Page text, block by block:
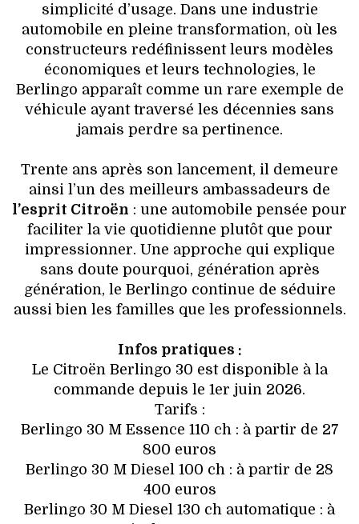
simplicité d’usage. Dans une industrie
automobile en pleine transformation, où les
constructeurs redéfinissent leurs modèles
économiques et leurs technologies, le
Berlingo apparaît comme un rare exemple de
véhicule ayant traversé les décennies sans
jamais perdre sa pertinence.
Trente ans après son lancement, il demeure
ainsi l’un des meilleurs ambassadeurs de
l’esprit Citroën : une automobile pensée pour
faciliter la vie quotidienne plutôt que pour
impressionner. Une approche qui explique
sans doute pourquoi, génération après
génération, le Berlingo continue de séduire
aussi bien les familles que les professionnels.
Infos pratiques :
Le Citroën Berlingo 30 est disponible à la
commande depuis le 1er juin 2026.
Tarifs :
Berlingo 30 M Essence 110 ch : à partir de 27
800 euros
Berlingo 30 M Diesel 100 ch : à partir de 28
400 euros
Berlingo 30 M Diesel 130 ch automatique : à